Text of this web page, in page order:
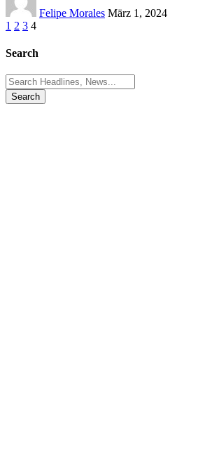
Felipe Morales März 1, 2024
1 2 3 4
Search
Search
for: